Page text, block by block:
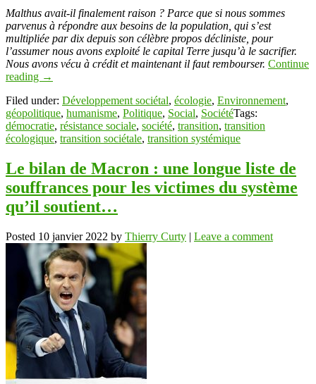
Link
Partager
Malthus avait-il finalement raison ? Parce que si nous sommes
parvenus à répondre aux besoins de la population, qui s’est
multipliée par dix depuis son célèbre propos décliniste, pour
l’assumer nous avons exploité le capital Terre jusqu’à le sacrifier.
Nous avons vécu à crédit et maintenant il faut rembourser. Continue
reading →
Filed under: Développement sociétal, écologie, Environnement,
géopolitique, humanisme, Politique, Social, SociétéTags:
démocratie, résistance sociale, société, transition, transition
écologique, transition sociétale, transition systémique
Le bilan de Macron : une longue liste de
souffrances pour les victimes du système
qu’il soutient…
Posted 10 janvier 2022 by Thierry Curty | Leave a comment